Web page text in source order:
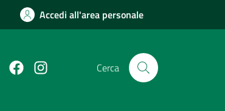
Accedi all'area personale
FacebookInstagram Cerca